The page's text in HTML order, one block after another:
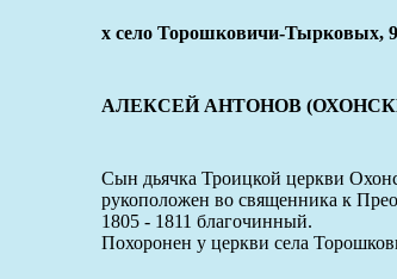
x село Торошковичи-Тырковых, 9
АЛЕКСЕЙ АНТОНОВ (ОХОНСКИЙ)
Сын дьячка Троицкой церкви
рукоположен во священника к
1805 - 1811 благочинный.
Похоронен у церкви села